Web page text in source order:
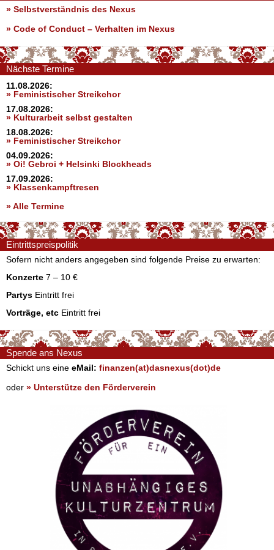
» Selbstverständnis des Nexus
» Code of Conduct – Verhalten im Nexus
Nächste Termine
11.08.2026:
» Feministischer Streikchor
17.08.2026:
» Kulturarbeit selbst gestalten
18.08.2026:
» Feministischer Streikchor
04.09.2026:
» Oi! Gebroi + Helsinki Blockheads
17.09.2026:
» Klassenkampftresen
» Alle Termine
Eintrittspreispolitik
Sofern nicht anders angegeben sind folgende Preise zu erwarten:
Konzerte 7 – 10 €
Partys Eintritt frei
Vorträge, etc Eintritt frei
Spende ans Nexus
Schickt uns eine eMail: finanzen(at)dasnexus(dot)de
oder » Unterstütze den Förderverein